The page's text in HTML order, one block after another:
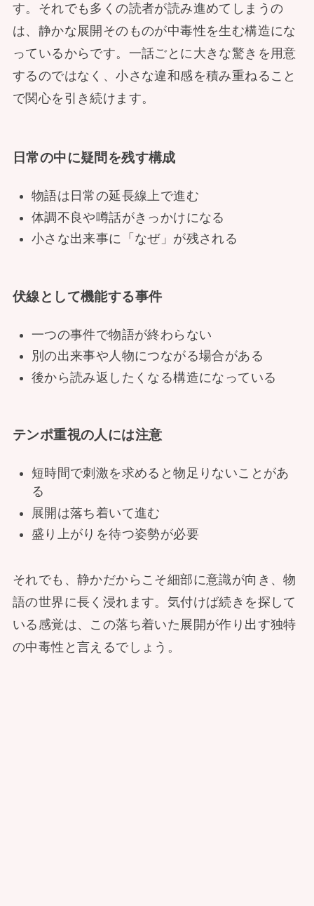
す。それでも多くの読者が読み進めてしまうの
は、静かな展開そのものが中毒性を生む構造にな
っているからです。一話ごとに大きな驚きを用意
するのではなく、小さな違和感を積み重ねること
で関心を引き続けます。
日常の中に疑問を残す構成
物語は日常の延長線上で進む
体調不良や噂話がきっかけになる
小さな出来事に「なぜ」が残される
伏線として機能する事件
一つの事件で物語が終わらない
別の出来事や人物につながる場合がある
後から読み返したくなる構造になっている
テンポ重視の人には注意
短時間で刺激を求めると物足りないことがあ
る
展開は落ち着いて進む
盛り上がりを待つ姿勢が必要
それでも、静かだからこそ細部に意識が向き、物
語の世界に長く浸れます。気付けば続きを探して
いる感覚は、この落ち着いた展開が作り出す独特
の中毒性と言えるでしょう。